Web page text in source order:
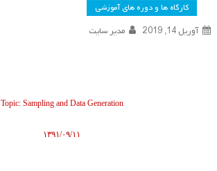
کارگاه ها و دوره های آموزشی
آوریل 14, 2019 مدیر سایت
Topic: Sampling and Data Generation
۱۳۹۱/۰۹/۱۱